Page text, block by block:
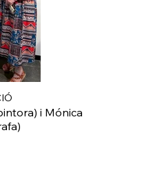
i Mónica